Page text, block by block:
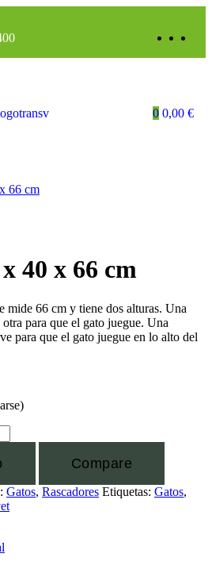
0 0,00 €
40 x 66 cm
mide 66 cm y tiene dos alturas. Una
para que el gato juegue. Una
para que el gato juegue en lo alto del
Compare
Gatos, Rascadores Etiquetas: Gatos,